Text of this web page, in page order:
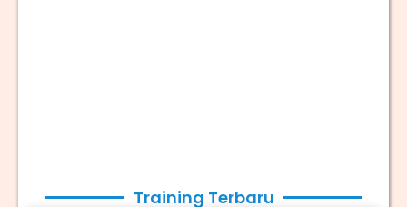
Training Terbaru